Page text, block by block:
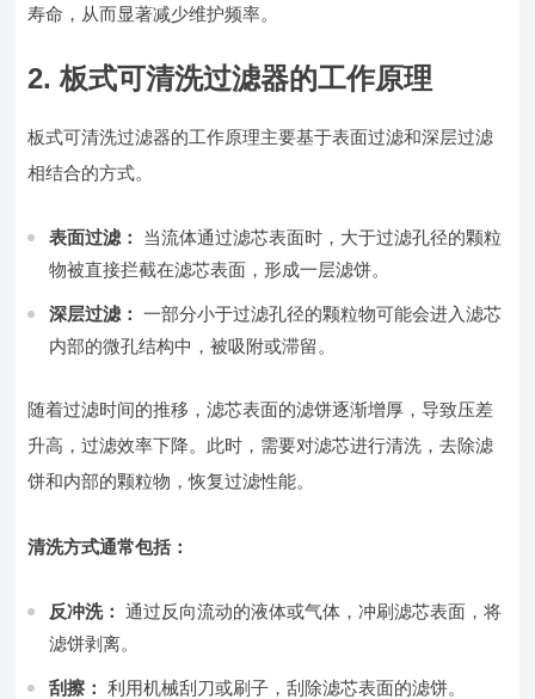
寿命，从而显著减少维护频率。
2. 板式可清洗过滤器的工作原理
板式可清洗过滤器的工作原理主要基于表面过滤和深层过滤
相结合的方式。
表面过滤：
当流体通过滤芯表面时，大于过滤孔径的颗粒
物被直接拦截在滤芯表面，形成一层滤饼。
深层过滤： 一部分小于过滤孔径的颗粒物可能会进入滤芯
内部的微孔结构中，被吸附或滞留。
随着过滤时间的推移，滤芯表面的滤饼逐渐增厚，导致压差
升高，过滤效率下降。此时，需要对滤芯进行清洗，去除滤
饼和内部的颗粒物，恢复过滤性能。
清洗方式通常包括：
反冲洗： 通过反向流动的液体或气体，冲刷滤芯表面，将
滤饼剥离。
刮擦： 利用机械刮刀或刷子，刮除滤芯表面的滤饼。